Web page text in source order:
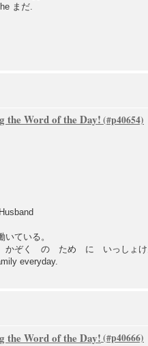
まだ.
the Word of the Day!
ている。
ぞく の ため に いっしょけ
everyday.
the Word of the Day!